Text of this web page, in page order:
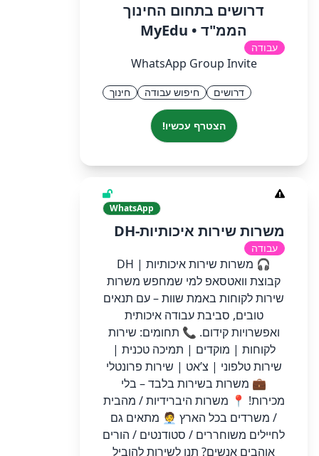
דרושים בתחום החינוך
הממ"ד • MyEdu
עבודה
WhatsApp Group Invite
דרושים חיפוש עבודה חינוך
הצטרף עכשיו!
WhatsApp
משרות שירות איכותיות-DH
עבודה
🎧 משרות שירות איכותיות | DH
קבוצת וואטסאפ למי שמחפש משרות
שירות לקוחות באמת שוות – עם תנאים
טובים, סביבת עבודה איכותית
ואפשרויות קידום. 📞 תחומים: שירות
לקוחות | מוקדים | תמיכה טכנית |
שירות טלפוני | צ’אט | שירות פרונטלי
💼 משרות בשירות בלבד – בלי
מכירות! 📍 משרות היברידיות / מהבית
/ משרדים בכל הארץ 🧑‍💼 מתאים גם
לחיילים משוחררים / סטודנטים / הורים
אוהבים אנשים? תנו לשירות להוביל